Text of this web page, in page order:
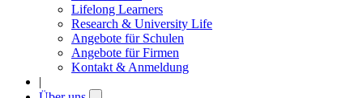
Lifelong Learners
Research & University Life
Angebote für Schulen
Angebote für Firmen
Kontakt & Anmeldung
|